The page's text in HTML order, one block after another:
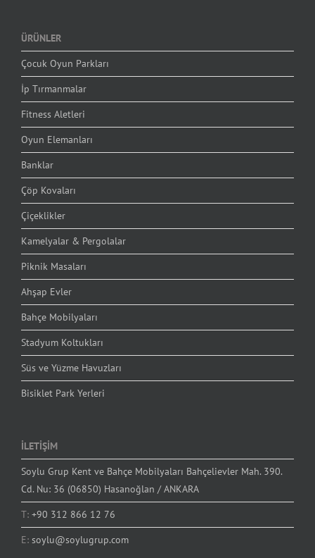
ÜRÜNLER
Çocuk Oyun Parkları
İp Tırmanmalar
Fitness Aletleri
Oyun Elemanları
Banklar
Çöp Kovaları
Çiçeklikler
Kamelyalar & Pergolalar
Piknik Masaları
Ahşap Evler
Bahçe Mobilyaları
Stadyum Koltukları
Süs ve Yüzme Havuzları
Bisiklet Park Yerleri
İLETİŞİM
Soylu Grup Kent ve Bahçe Mobilyaları Bahçelievler Mah. 390.
Cd. Nu: 36 (06850) Hasanoğlan / ANKARA
T: +90 312 866 12 76
E: soylu@soylugrup.com